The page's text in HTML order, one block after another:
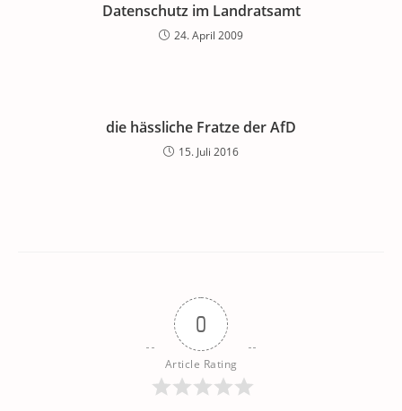
Datenschutz im Landratsamt
24. April 2009
die hässliche Fratze der AfD
15. Juli 2016
0
Article Rating